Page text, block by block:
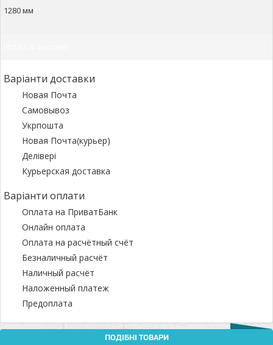
1280 мм
Варіанти доставки
Новая Почта
Самовывоз
Укрпошта
Новая Почта(курьер)
Делівері
Курьерская доставка
Варіанти оплати
Оплата на ПриватБанк
Онлайн оплата
Оплата на расчётный счёт
Безналичный расчёт
Наличный расчёт
Наложенный платеж
Предоплата
ПОДІБНІ ТОВАРИ